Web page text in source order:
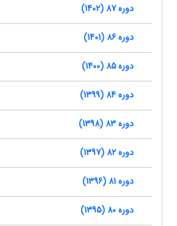
دوره 87 (1402)
دوره 86 (1401)
دوره 85 (1400)
دوره 84 (1399)
دوره 83 (1398)
دوره 82 (1397)
دوره 81 (1396)
دوره 80 (1395)